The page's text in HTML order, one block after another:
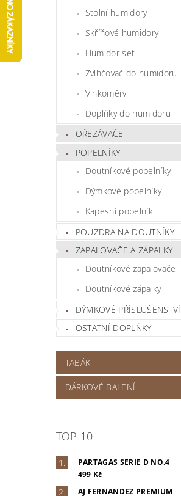
Stolní humidory
Skříňové humidory
Humidor set
Zvlhčovač do humidoru
Vlhkoměry
Doplňky do humidoru
OŘEZÁVAČE
POPELNÍKY
Doutníkové popelníky
Dýmkové popelníky
Kapesní popelník
POUZDRA NA DOUTNÍKY
ZAPALOVAČE A ZÁPALKY
Doutníkové zapalovače
Doutníkové zápalky
DÝMKOVÉ PŘÍSLUŠENSTVÍ
OSTATNÍ DOPLŇKY
TABÁK
DÁRKOVÉ BALENÍ
TOP 10
PARTAGAS SERIE D NO.4
499 Kč
AJ FERNANDEZ PREMIUM